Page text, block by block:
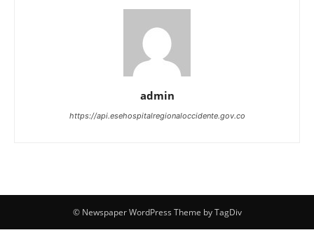
admin
https://api.esehospitalregionaloccidente.gov.co
© Newspaper WordPress Theme by TagDiv